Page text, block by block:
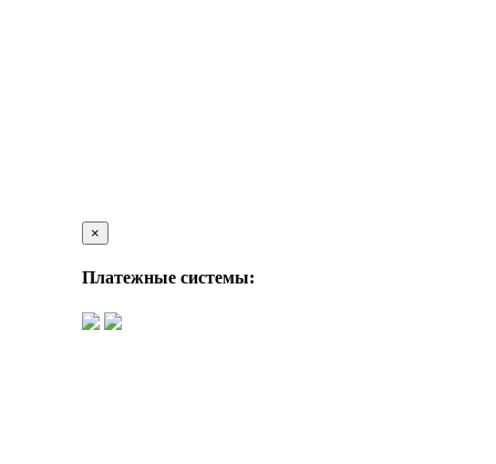
×
Платежные системы: